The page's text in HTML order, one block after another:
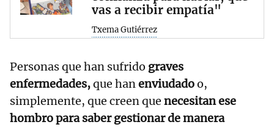
vas a recibir empatía"
Txema Gutiérrez
Personas que han sufrido graves
enfermedades,que hanenviudadoo,
simplemente, que creen que necesitan ese
hombro para saber gestionar de manera